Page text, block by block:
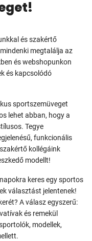
és szakértő
megtalálja az
és webshopunkon
és kapcsolódó
sportszemüveget
lehet abban, hogy a
Tegye
funkcionális
kollégáink
modellt!
keres egy sportos
választást jelentenek!
A válasz egyszerű:
és remekül
modellek,